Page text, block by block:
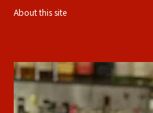
About this site